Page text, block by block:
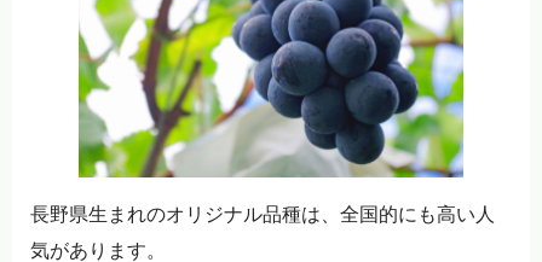
長野県生まれのオリジナル品種は、全国的にも高い人
気があります。